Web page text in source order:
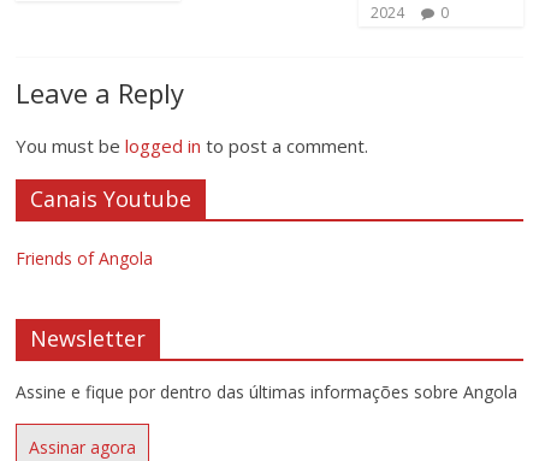
2024
0
Leave a Reply
You must belogged in to post a comment.
Canais Youtube
Friends of Angola
Newsletter
Assine e fique por dentro das últimas informações sobre Angola
Assinar agora